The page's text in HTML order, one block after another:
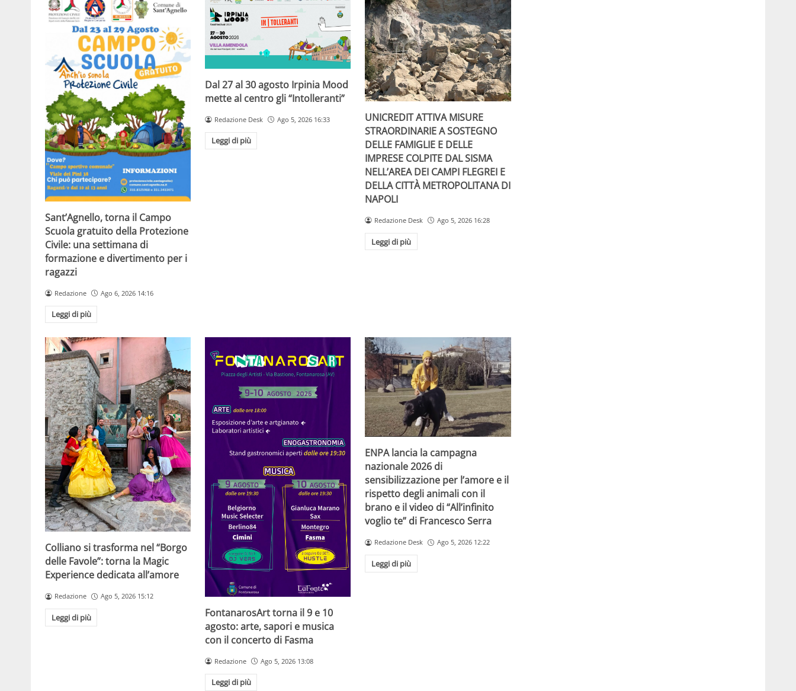
Sant’Agnello, torna il Campo
Scuola gratuito della Protezione
Civile: una settimana di
formazione e divertimento per i
ragazzi
Redazione Ago 6, 2026 14:16
Leggi di più
Dal 27 al 30 agosto Irpinia Mood
mette al centro gli “Intolleranti”
Redazione Desk Ago 5, 2026 16:33
Leggi di più
UNICREDIT ATTIVA MISURE
STRAORDINARIE A SOSTEGNO
DELLE FAMIGLIE E DELLE
IMPRESE COLPITE DAL SISMA
NELL’AREA DEI CAMPI FLEGREI E
DELLA CITTÀ METROPOLITANA DI
NAPOLI
Redazione Desk Ago 5, 2026 16:28
Leggi di più
Colliano si trasforma nel “Borgo
delle Favole”: torna la Magic
Experience dedicata all’amore
Redazione Ago 5, 2026 15:12
Leggi di più
FontanarosArt torna il 9 e 10
agosto: arte, sapori e musica
con il concerto di Fasma
Redazione Ago 5, 2026 13:08
Leggi di più
ENPA lancia la campagna
nazionale 2026 di
sensibilizzazione per l’amore e il
rispetto degli animali con il
brano e il video di “All’infinito
voglio te” di Francesco Serra
Redazione Desk Ago 5, 2026 12:22
Leggi di più